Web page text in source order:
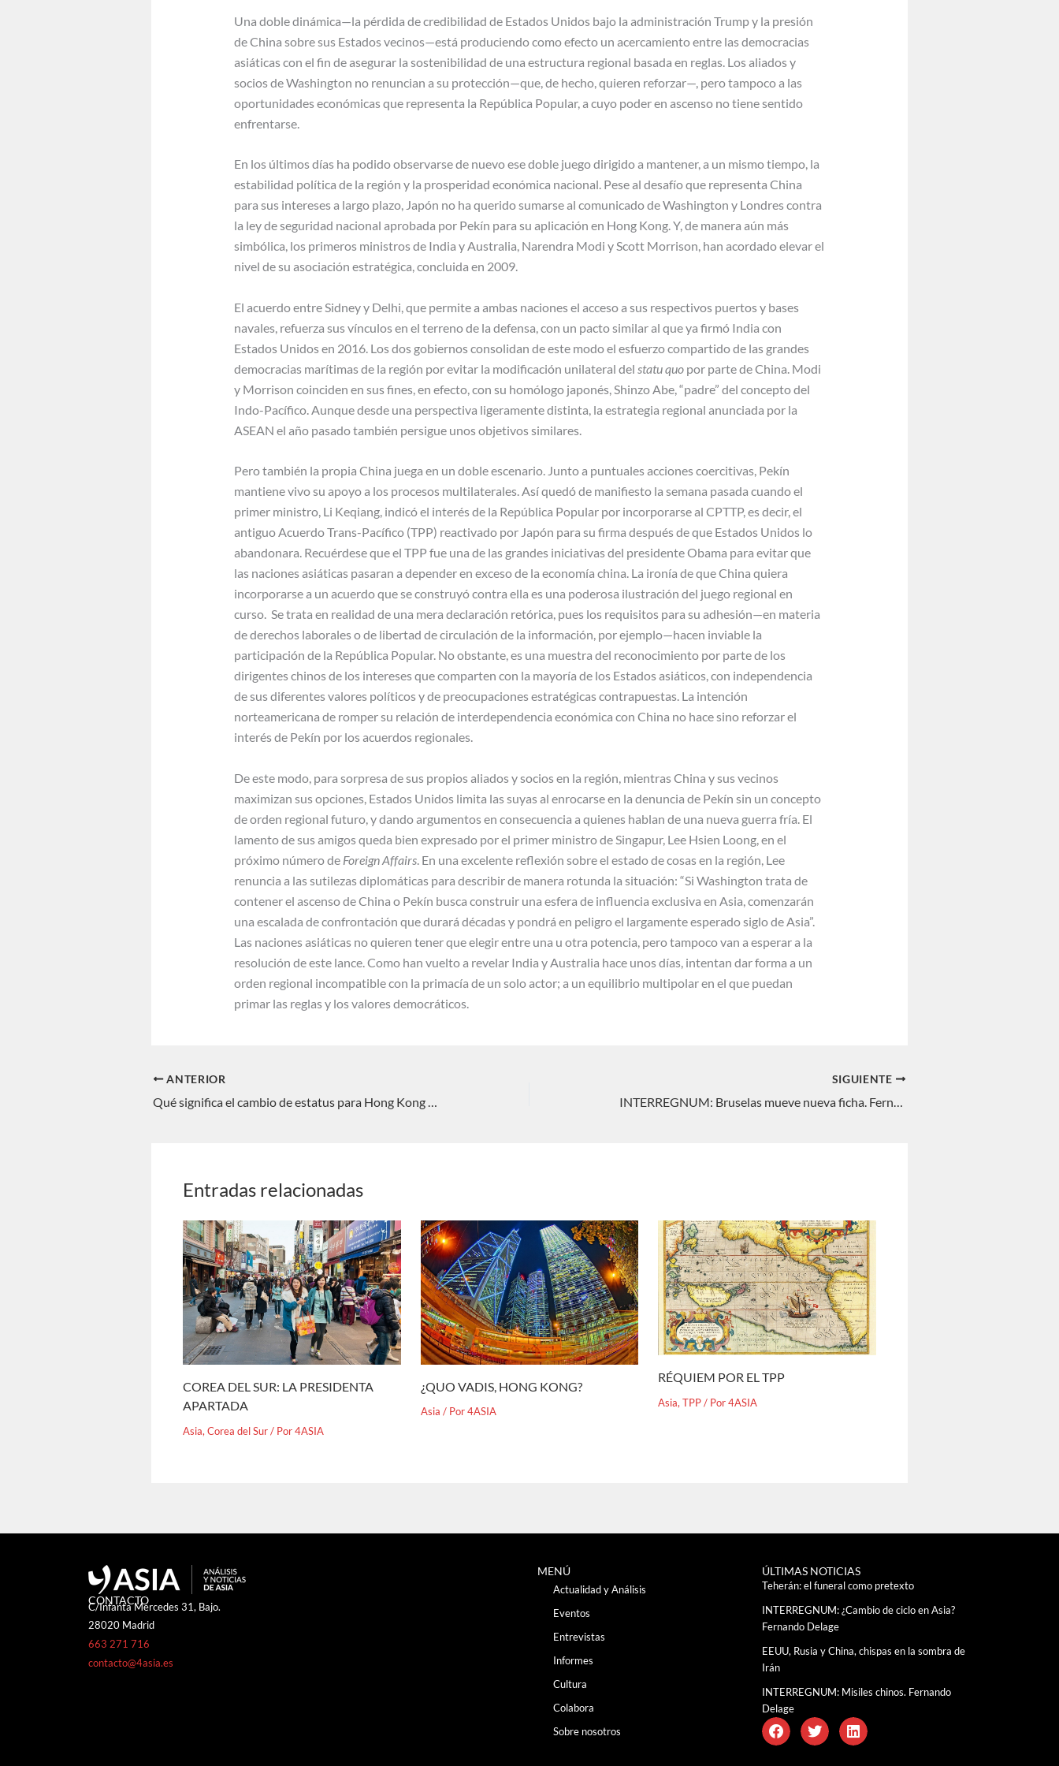
Una doble dinámica—la pérdida de credibilidad de Estados Unidos bajo la administración Trump y la presión
de China sobre sus Estados vecinos—está produciendo como efecto un acercamiento entre las democracias
asiáticas con el fin de asegurar la sostenibilidad de una estructura regional basada en reglas. Los aliados y
socios de Washington no renuncian a su protección—que, de hecho, quieren reforzar—, pero tampoco a las
oportunidades económicas que representa la República Popular, a cuyo poder en ascenso no tiene sentido
enfrentarse.
En los últimos días ha podido observarse de nuevo ese doble juego dirigido a mantener, a un mismo tiempo, la
estabilidad política de la región y la prosperidad económica nacional. Pese al desafío que representa China
para sus intereses a largo plazo, Japón no ha querido sumarse al comunicado de Washington y Londres contra
la ley de seguridad nacional aprobada por Pekín para su aplicación en Hong Kong. Y, de manera aún más
simbólica, los primeros ministros de India y Australia, Narendra Modi y Scott Morrison, han acordado elevar el
nivel de su asociación estratégica, concluida en 2009.
El acuerdo entre Sidney y Delhi, que permite a ambas naciones el acceso a sus respectivos puertos y bases
navales, refuerza sus vínculos en el terreno de la defensa, con un pacto similar al que ya firmó India con
Estados Unidos en 2016. Los dos gobiernos consolidan de este modo el esfuerzo compartido de las grandes
democracias marítimas de la región por evitar la modificación unilateral del statu quo por parte de China. Modi
y Morrison coinciden en sus fines, en efecto, con su homólogo japonés, Shinzo Abe, “padre” del concepto del
Indo-Pacífico. Aunque desde una perspectiva ligeramente distinta, la estrategia regional anunciada por la
ASEAN el año pasado también persigue unos objetivos similares.
Pero también la propia China juega en un doble escenario. Junto a puntuales acciones coercitivas, Pekín
mantiene vivo su apoyo a los procesos multilaterales. Así quedó de manifiesto la semana pasada cuando el
primer ministro, Li Keqiang, indicó el interés de la República Popular por incorporarse al CPTTP, es decir, el
antiguo Acuerdo Trans-Pacífico (TPP) reactivado por Japón para su firma después de que Estados Unidos lo
abandonara. Recuérdese que el TPP fue una de las grandes iniciativas del presidente Obama para evitar que
las naciones asiáticas pasaran a depender en exceso de la economía china. La ironía de que China quiera
incorporarse a un acuerdo que se construyó contra ella es una poderosa ilustración del juego regional en
curso. Se trata en realidad de una mera declaración retórica, pues los requisitos para su adhesión—en materia
de derechos laborales o de libertad de circulación de la información, por ejemplo—hacen inviable la
participación de la República Popular. No obstante, es una muestra del reconocimiento por parte de los
dirigentes chinos de los intereses que comparten con la mayoría de los Estados asiáticos, con independencia
de sus diferentes valores políticos y de preocupaciones estratégicas contrapuestas. La intención
norteamericana de romper su relación de interdependencia económica con China no hace sino reforzar el
interés de Pekín por los acuerdos regionales.
De este modo, para sorpresa de sus propios aliados y socios en la región, mientras China y sus vecinos
maximizan sus opciones, Estados Unidos limita las suyas al enrocarse en la denuncia de Pekín sin un concepto
de orden regional futuro, y dando argumentos en consecuencia a quienes hablan de una nueva guerra fría. El
lamento de sus amigos queda bien expresado por el primer ministro de Singapur, Lee Hsien Loong, en el
próximo número de Foreign Affairs. En una excelente reflexión sobre el estado de cosas en la región, Lee
renuncia a las sutilezas diplomáticas para describir de manera rotunda la situación: “Si Washington trata de
contener el ascenso de China o Pekín busca construir una esfera de influencia exclusiva en Asia, comenzarán
una escalada de confrontación que durará décadas y pondrá en peligro el largamente esperado siglo de Asia”.
Las naciones asiáticas no quieren tener que elegir entre una u otra potencia, pero tampoco van a esperar a la
resolución de este lance. Como han vuelto a revelar India y Australia hace unos días, intentan dar forma a un
orden regional incompatible con la primacía de un solo actor; a un equilibrio multipolar en el que puedan
primar las reglas y los valores democráticos.
ANTERIOR SIGUIENTE
Entradas relacionadas
COREA DEL SUR: LA PRESIDENTA
APARTADA
Asia, Corea del Sur/ Por4ASIA
¿QUO VADIS, HONG KONG?
Asia / Por4ASIA
RÉQUIEM POR EL TPP
Asia,TPP/ Por4ASIA
CONTACTO
C/Infanta Mercedes 31, Bajo.
28020 Madrid
663 271 716
contacto@4asia.es
MENÚ
Actualidad y Análisis
Eventos
Entrevistas
Informes
Cultura
Colabora
Sobre nosotros
ÚLTIMAS NOTICIAS
Teherán: el funeral como pretexto
INTERREGNUM: ¿Cambio de ciclo en Asia?
Fernando Delage
EEUU, Rusia y China, chispas en la sombra de
Irán
INTERREGNUM: Misiles chinos. Fernando
Delage